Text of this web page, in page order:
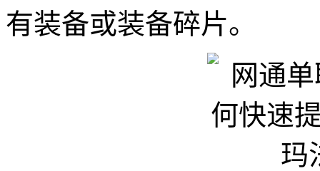
有装备或装备碎片。